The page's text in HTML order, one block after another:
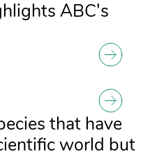
ABC's
that have
world but